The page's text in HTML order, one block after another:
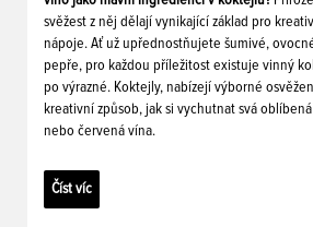
svěžest z něj dělají vynikající základ pro
nápoje. Ať už upřednostňujete šumivé,
pepře, pro každou příležitost existuje vinný
po výrazné. Koktejly, nabízejí výborné
kreativní způsob, jak si vychutnat svá
nebo červená vína.
Číst víc